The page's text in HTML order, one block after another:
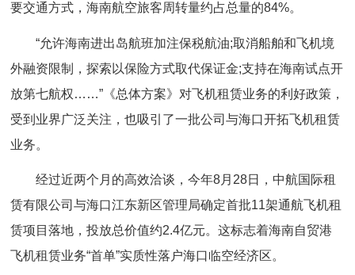
要交通方式，海南航空旅客周转量约占总量的84%。
“允许海南进出岛航班加注保税航油;取消船舶和飞机境
外融资限制，探索以保险方式取代保证金;支持在海南试点开
放第七航权……”《总体方案》对飞机租赁业务的利好政策，
受到业界广泛关注，也吸引了一批公司与海口开拓飞机租赁
业务。
经过近两个月的高效洽谈，今年8月28日，中航国际租
赁有限公司与海口江东新区管理局确定首批11架通航飞机租
赁项目落地，投放总价值约2.4亿元。这标志着海南自贸港
飞机租赁业务“首单”实质性落户海口临空经济区。